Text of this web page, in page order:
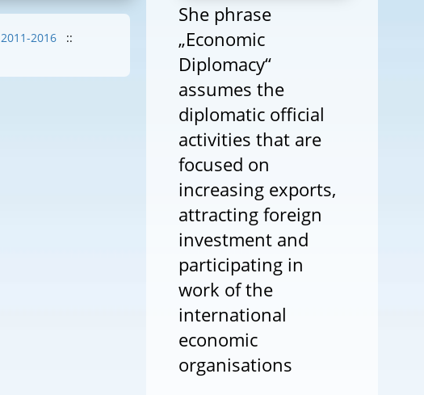
2016
::
She phrase
„Economic
Diplomacy“
assumes the
diplomatic official
activities that are
focused on
increasing exports,
attracting foreign
investment and
participating in
work of the
international
economic
organisations